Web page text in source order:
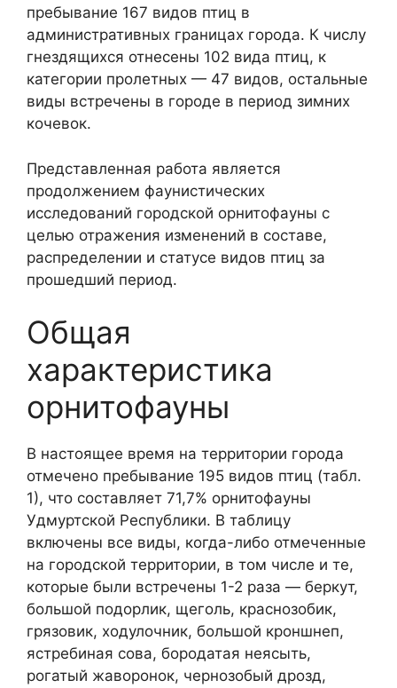
пребывание 167 видов птиц в
административных границах города. К числу
гнездящихся отнесены 102 вида птиц, к
категории пролетных — 47 видов, остальные
виды встречены в городе в период зимних
кочевок.
Представленная работа является
продолжением фаунистических
исследований городской орнитофауны с
целью отражения изменений в составе,
распределении и статусе видов птиц за
прошедший период.
Общая
характеристика
орнитофауны
В настоящее время на территории города
отмечено пребывание 195 видов птиц (табл.
1), что составляет 71,7% орнитофауны
Удмуртской Республики. В таблицу
включены все виды, когда-либо отмеченные
на городской территории, в том числе и те,
которые были встречены 1-2 раза — беркут,
большой подорлик, щеголь, краснозобик,
грязовик, ходулочник, большой кроншнеп,
ястребиная сова, бородатая неясыть,
рогатый жаворонок, чернозобый дрозд,